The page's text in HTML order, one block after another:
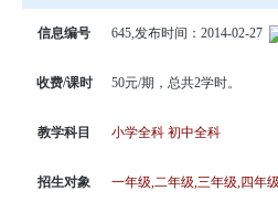
信息编号 645,发布时间：2014-02-27
收费/课时 50元/期，总共2学时。
教学科目 小学全科 初中全科
招生对象 一年级,二年级,三年级,四年